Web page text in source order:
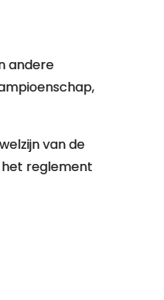
andere
van de
het reglement